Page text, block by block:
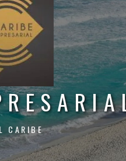
CARIBE